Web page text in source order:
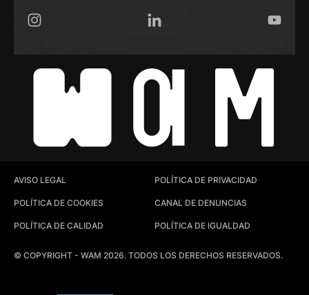
Instagram LinkedIn
© COPYRIGHT - WAM 2026. TODOS LOS DERECHOS RESERVADOS.
AVISO LEGAL POLÍTICA DE PRIVACIDAD
POLÍTICA DE COOKIES CANAL DE DENUNCIAS
POLÍTICA DE CALIDAD POLÍTICA DE IGUALDAD